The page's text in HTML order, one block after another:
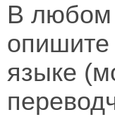
В любом
опишите
языке